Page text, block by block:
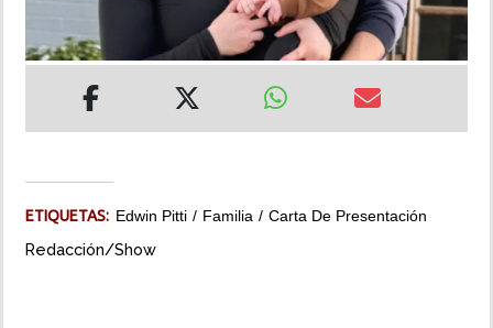
MULTIMEDIA
IMPRESO
ETIQUETAS: Edwin Pitti Familia Carta De Presentación
Redacción/Show